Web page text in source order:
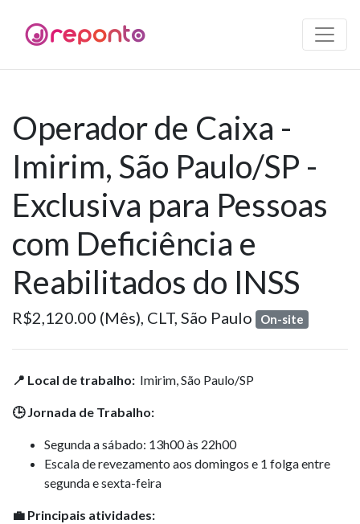
Operador de Caixa -
Imirim, São Paulo/SP -
Exclusiva para Pessoas
com Deficiência e
Reabilitados do INSS
R$2,120.00 (Mês), CLT, São Paulo On-site
📍 Local de trabalho: Imirim, São Paulo/SP
🕒 Jornada de Trabalho:
Segunda a sábado: 13h00 às 22h00
Escala de revezamento aos domingos e 1 folga entre
segunda e sexta-feira
💼 Principais atividades: